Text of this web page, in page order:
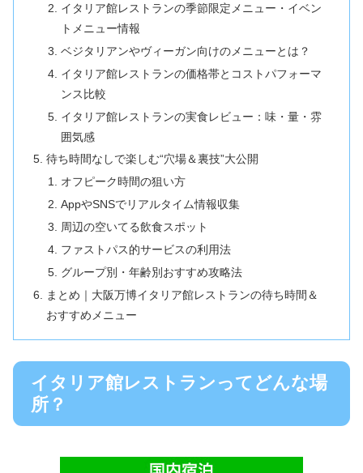
イタリア館レストランの季節限定メニュー・イベン
トメニュー情報
ベジタリアンやヴィーガン向けのメニューとは？
イタリア館レストランの価格帯とコストパフォーマ
ンス比較
イタリア館レストランの実食レビュー：味・量・雰
囲気感
待ち時間なしで楽しむ“穴場＆裏技”大公開
オフピーク時間の狙い方
AppやSNSでリアルタイム情報収集
周辺の空いてる飲食スポット
ファストパス的サービスの利用法
グループ別・年齢別おすすめ攻略法
まとめ｜大阪万博イタリア館レストランの待ち時間＆
おすすめメニュー
イタリア館レストランってどんな場
所？